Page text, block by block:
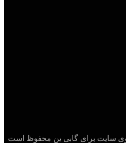
سایت برای گابی ین محفوظ است